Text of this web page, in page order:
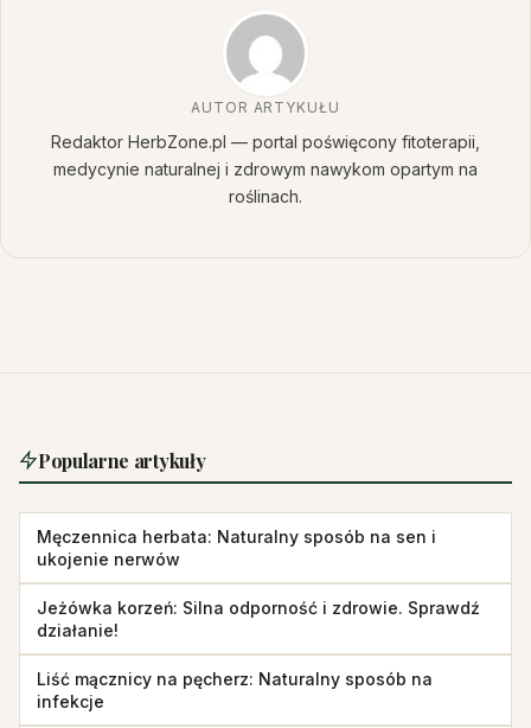
AUTOR ARTYKUŁU
Redaktor HerbZone.pl — portal poświęcony fitoterapii,
medycynie naturalnej i zdrowym nawykom opartym na
roślinach.
Popularne artykuły
Męczennica herbata: Naturalny sposób na sen i
ukojenie nerwów
Jeżówka korzeń: Silna odporność i zdrowie. Sprawdź
działanie!
Liść mącznicy na pęcherz: Naturalny sposób na
infekcje